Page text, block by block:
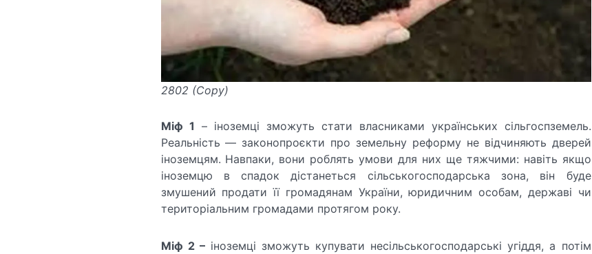
2802 (Copy)
Міф 1 – іноземці зможуть стати власниками українських сільгоспземель.
Реальність — законопроєкти про земельну реформу не відчиняють дверей
іноземцям. Навпаки, вони роблять умови для них ще тяжчими: навіть якщо
іноземцю в спадок дістанеться сільськогосподарська зона, він буде
змушений продати її громадянам України, юридичним особам, державі чи
територіальним громадами протягом року.
Міф 2 –іноземці зможуть купувати несільськогосподарські угіддя, а потім